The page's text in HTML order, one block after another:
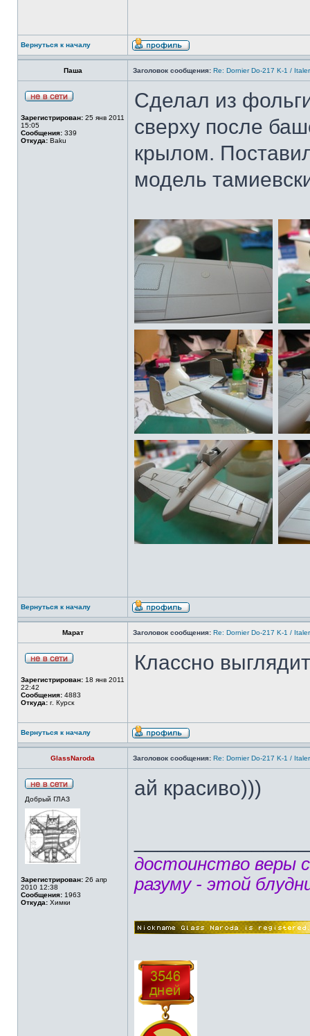
Вернуться к началу
Паша Заголовок сообщения: Re: Dornier Do-217 K-1 /
Зарегистрирован: 25 янв 2011
15:05
Сообщения: 339
Откуда: Baku
Сделал из
сверху после
крылом.
модель
Вернуться к началу
Марат Заголовок сообщения: Re: Dornier Do-217 K-1 /
Зарегистрирован: 18 янв 2011
22:42
Сообщения: 4883
Откуда: г. Курск
Классно
Вернуться к началу
GlassNaroda Заголовок сообщения: Re: Dornier Do-217 K-1 /
Добрый ГЛАЗ
Зарегистрирован: 26 апр
2010 12:38
Сообщения: 1963
Откуда: Химки
ай красиво)))
достоинство веры
разуму - этой